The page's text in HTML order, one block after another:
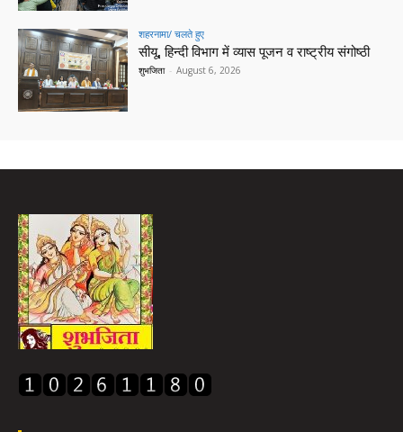
शहरनामा/ चलते हुए
सीयू, हिन्दी विभाग में व्यास पूजन व राष्ट्रीय संगोष्ठी
शुभजिता - August 6, 2026